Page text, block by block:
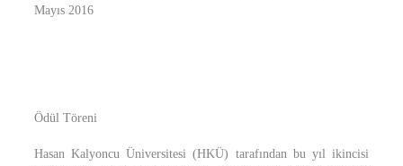
Mayıs 2016
Ödül Töreni
Hasan Kalyoncu Üniversitesi (HKÜ) tarafından bu yıl ikincisi